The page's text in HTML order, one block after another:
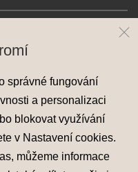
údajů
správné fungování
a personalizaci
blokovat využívání
v Nastavení cookies.
můžeme informace